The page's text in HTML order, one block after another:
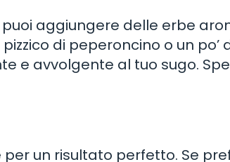
aggiungere delle erbe
di peperoncino o un po’
e avvolgente al tuo sugo.
un risultato perfetto. Se